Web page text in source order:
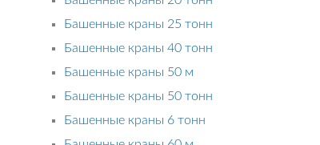
Башенные краны 25 тонн
Башенные краны 40 тонн
Башенные краны 50 м
Башенные краны 50 тонн
Башенные краны 6 тонн